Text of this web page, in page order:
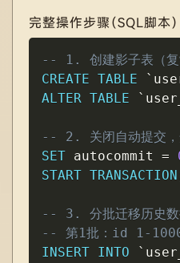
完整操作步骤（SQL脚本）
-- 1. 创建影子表（复
CREATE TABLE `
ALTER TABLE `
-- 2. 关闭自动提交，
SET autocommit =
START TRANSACTION
-- 3. 分批迁移历史数
-- 第1批：id 1-
INSERT INTO `